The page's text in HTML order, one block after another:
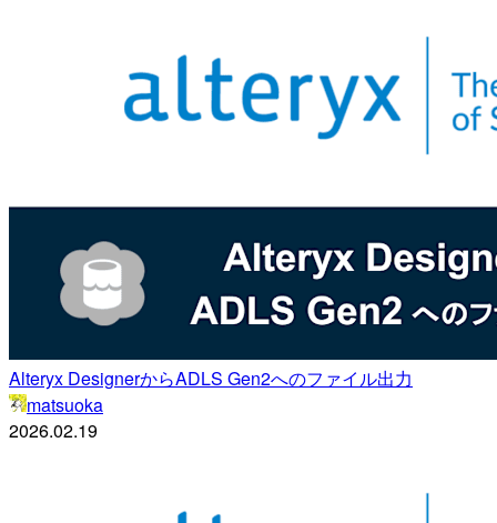
Alteryx DesignerからADLS Gen2へのファイル出力
matsuoka
2026.02.19